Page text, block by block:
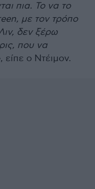
πια. Το να το
με τον τρόπο
δεν ξέρω
που να
, είπε ο Ντέιμον.